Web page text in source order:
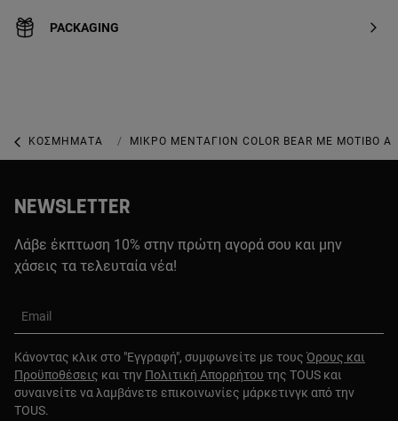
PACKAGING
ΚΟΣΜΉΜΑΤΑ ΚΟΣΜΉΜΑΤΑ ΜΕ ΠΟΛΎΤΙΜΟΥΣ ΛΊΘΟΥΣ
ΜΙΚΡΌ ΜΕΝΤΑΓΙΌΝ COLOR BEAR ΜΕ ΜΟΤΊΒΟ
NEWSLETTER
Λάβε έκπτωση 10% στην πρώτη αγορά σου και μην
χάσεις τα τελευταία νέα!
Email
Κάνοντας κλικ στο "Εγγραφή", συμφωνείτε με τους Όρους και
Προϋποθέσεις και την Πολιτική Απορρήτου της TOUS και
συναινείτε να λαμβάνετε επικοινωνίες μάρκετινγκ από την
TOUS.